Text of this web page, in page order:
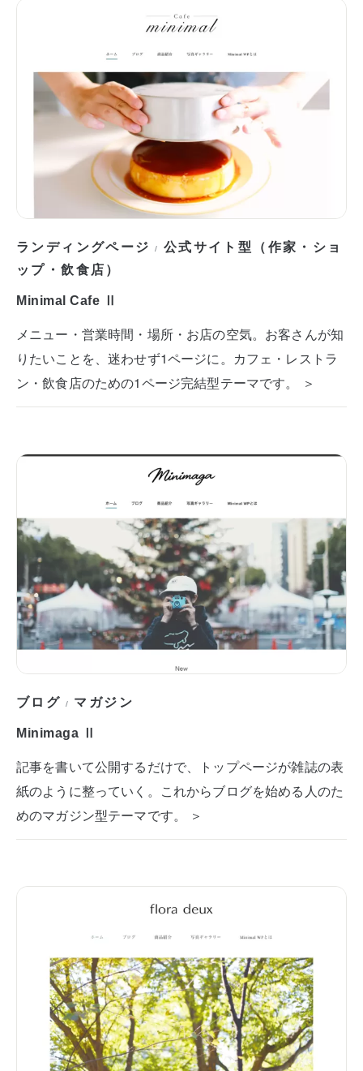
ランディングページ / 公式サイト型（作家・ショ
ップ・飲食店）
Minimal Cafe Ⅱ
メニュー・営業時間・場所・お店の空気。お客さんが知
りたいことを、迷わせず1ページに。カフェ・レストラ
ン・飲食店のための1ページ完結型テーマです。 ＞
ブログ / マガジン
Minimaga Ⅱ
記事を書いて公開するだけで、トップページが雑誌の表
紙のように整っていく。これからブログを始める人のた
めのマガジン型テーマです。 ＞